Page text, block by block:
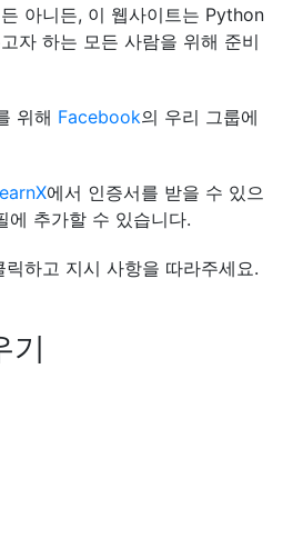
아니든, 이 웹사이트는 Python
자 하는 모든 사람을 위해 준비
위해 Facebook의 우리 그룹에
에서 인증서를 받을 수 있으
에 추가할 수 있습니다.
하고 지시 사항을 따라주세요.
기